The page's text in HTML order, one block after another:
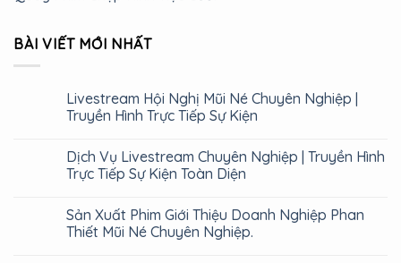
BÀI VIẾT MỚI NHẤT
Livestream Hội Nghị Mũi Né Chuyên Nghiệp |
Truyền Hình Trực Tiếp Sự Kiện
Dịch Vụ Livestream Chuyên Nghiệp | Truyền Hình
Trực Tiếp Sự Kiện Toàn Diện
Sản Xuất Phim Giới Thiệu Doanh Nghiệp Phan
Thiết Mũi Né Chuyên Nghiệp.